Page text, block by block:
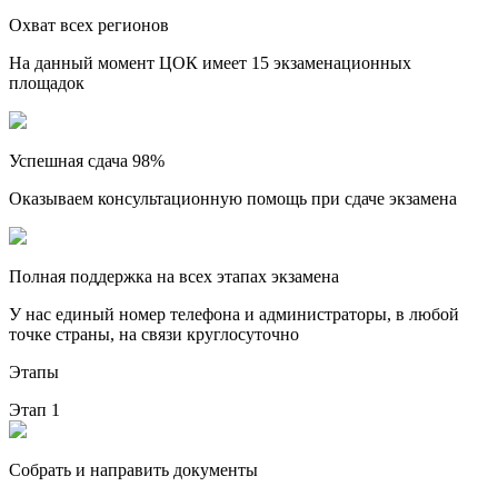
Охват всех регионов
На данный момент ЦОК имеет 15 экзаменационных
площадок
Успешная сдача 98%
Оказываем консультационную помощь при сдаче экзамена
Полная поддержка на всех этапах экзамена
У нас единый номер телефона и администраторы, в любой
точке страны, на связи круглосуточно
Этапы
Этап 1
Собрать и направить документы